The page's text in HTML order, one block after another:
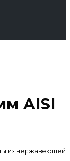
AISI
из нержавеющей